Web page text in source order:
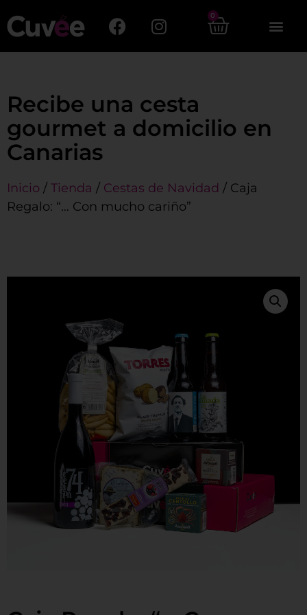
0
Recibe una cesta
gourmet a domicilio en
Canarias
Inicio / Tienda / Cestas de Navidad / Caja
Regalo: “… Con mucho cariño”